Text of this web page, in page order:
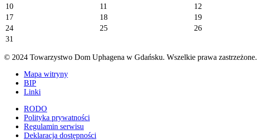
10
11 12
17
18 19
24
25 26
31
© 2024 Towarzystwo Dom Uphagena w Gdańsku. Wszelkie prawa zastrzeżone.
Mapa witryny
BIP
Linki
RODO
Polityka prywatności
Regulamin serwisu
Deklaracja dostępności